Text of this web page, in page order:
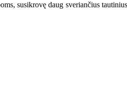
susikrovę daug sveriančius